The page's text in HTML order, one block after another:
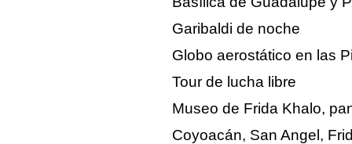
Garibaldi de noche
Globo aerostático en las
Tour de lucha libre
Museo de Frida Khalo,
Coyoacán, San Angel,